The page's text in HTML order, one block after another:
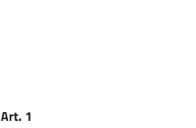
Art. 1